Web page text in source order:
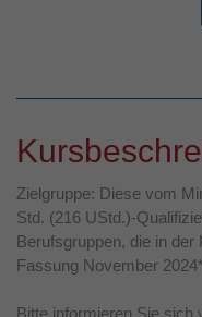
Zielgruppe: Diese vom
Std. (216 UStd.)-
Berufsgruppen, die in
Fassung November
Bitte informieren Sie sich